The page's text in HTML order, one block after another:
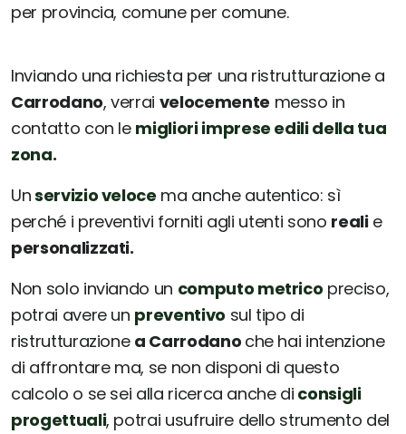
per provincia, comune per comune.
Inviando una richiesta per una ristrutturazione a
Carrodano, verrai velocemente messo in
contatto con le migliori imprese edili della tua
zona.
Unservizio veloce ma anche autentico: sì
perché i preventivi forniti agli utenti sono realie
personalizzati.
Non solo inviando un computo metrico preciso,
potrai avere un preventivo sul tipo di
ristrutturazione a Carrodano che hai intenzione
di affrontare ma, se non disponi di questo
calcolo o se sei alla ricerca anche di consigli
progettuali, potrai usufruire dello strumento del